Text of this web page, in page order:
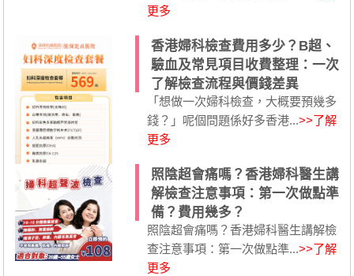
更多
香港婦科檢查費用多少？B超、
驗血及常見項目收費整理：一次
了解檢查流程與價錢差異
「想做一次婦科檢查，大概要預幾多
錢？」呢個問題係好多香港...>>了解
更多
照陰超會痛嗎？香港婦科醫生講
解檢查注意事項：第一次做點準
備？費用幾多？
照陰超會痛嗎？香港婦科醫生講解檢
查注意事項：第一次做點準...>>了解
更多